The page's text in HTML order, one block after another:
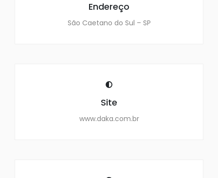
Endereço
São Caetano do Sul – SP
Site
www.daka.com.br